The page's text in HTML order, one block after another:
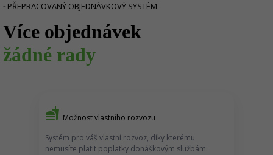
- PŘEPRACOVANÝ OBJEDNÁVKOVÝ SYSTÉM
Více objednávek
žádné rady
fastfood Možnost vlastního rozvozu
Systém pro váš vlastní rozvoz, díky kterému
nemusíte platit poplatky donáškovým službám.